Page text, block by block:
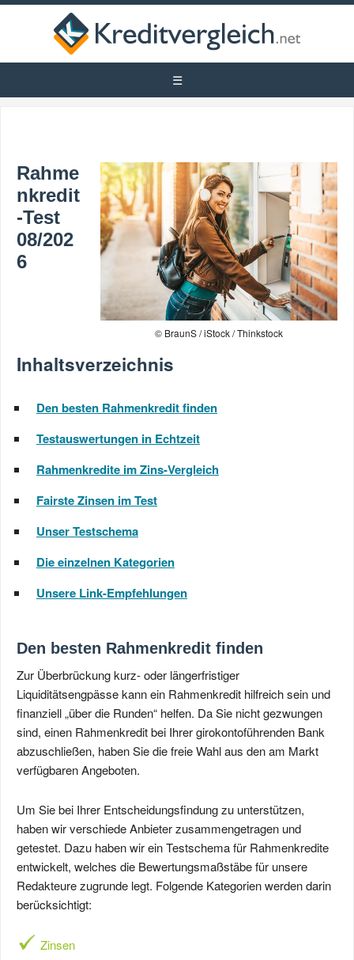
© BraunS / iStock / Thinkstock
Rahme
nkredit
-Test
08/202
6
Inhaltsverzeichnis
Den besten Rahmenkredit finden
Testauswertungen in Echtzeit
Rahmenkredite im Zins-Vergleich
Fairste Zinsen im Test
Unser Testschema
Die einzelnen Kategorien
Unsere Link-Empfehlungen
Den besten Rahmenkredit finden
Zur Überbrückung kurz- oder längerfristiger
Liquiditätsengpässe kann ein Rahmenkredit hilfreich sein und
finanziell „über die Runden“ helfen. Da Sie nicht gezwungen
sind, einen Rahmenkredit bei Ihrer girokontoführenden Bank
abzuschließen, haben Sie die freie Wahl aus den am Markt
verfügbaren Angeboten.
Um Sie bei Ihrer Entscheidungsfindung zu unterstützen,
haben wir verschiede Anbieter zusammengetragen und
getestet. Dazu haben wir ein Testschema für Rahmenkredite
entwickelt, welches die Bewertungsmaßstäbe für unsere
Redakteure zugrunde legt. Folgende Kategorien werden darin
berücksichtigt:
Zinsen